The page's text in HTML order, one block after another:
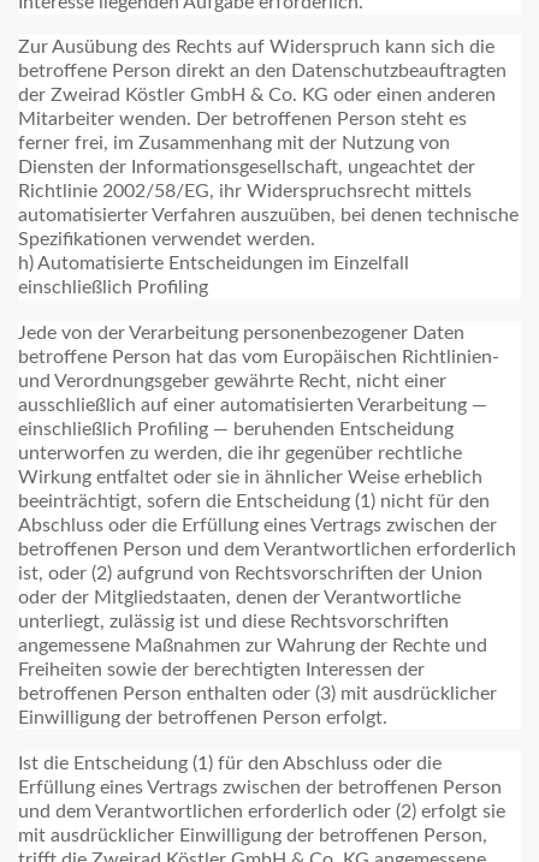
Zur Ausübung des Rechts auf Widerspruch kann sich die
betroffene Person direkt an den Datenschutzbeauftragten
der Zweirad Köstler GmbH & Co. KG oder einen anderen
Mitarbeiter wenden. Der betroffenen Person steht es
ferner frei, im Zusammenhang mit der Nutzung von
Diensten der Informationsgesellschaft, ungeachtet der
Richtlinie 2002/58/EG, ihr Widerspruchsrecht mittels
automatisierter Verfahren auszuüben, bei denen technische
Spezifikationen verwendet werden.
h) Automatisierte Entscheidungen im Einzelfall
einschließlich Profiling
Jede von der Verarbeitung personenbezogener Daten
betroffene Person hat das vom Europäischen Richtlinien-
und Verordnungsgeber gewährte Recht, nicht einer
ausschließlich auf einer automatisierten Verarbeitung —
einschließlich Profiling — beruhenden Entscheidung
unterworfen zu werden, die ihr gegenüber rechtliche
Wirkung entfaltet oder sie in ähnlicher Weise erheblich
beeinträchtigt, sofern die Entscheidung (1) nicht für den
Abschluss oder die Erfüllung eines Vertrags zwischen der
betroffenen Person und dem Verantwortlichen erforderlich
ist, oder (2) aufgrund von Rechtsvorschriften der Union
oder der Mitgliedstaaten, denen der Verantwortliche
unterliegt, zulässig ist und diese Rechtsvorschriften
angemessene Maßnahmen zur Wahrung der Rechte und
Freiheiten sowie der berechtigten Interessen der
betroffenen Person enthalten oder (3) mit ausdrücklicher
Einwilligung der betroffenen Person erfolgt.
Ist die Entscheidung (1) für den Abschluss oder die
Erfüllung eines Vertrags zwischen der betroffenen Person
und dem Verantwortlichen erforderlich oder (2) erfolgt sie
mit ausdrücklicher Einwilligung der betroffenen Person,